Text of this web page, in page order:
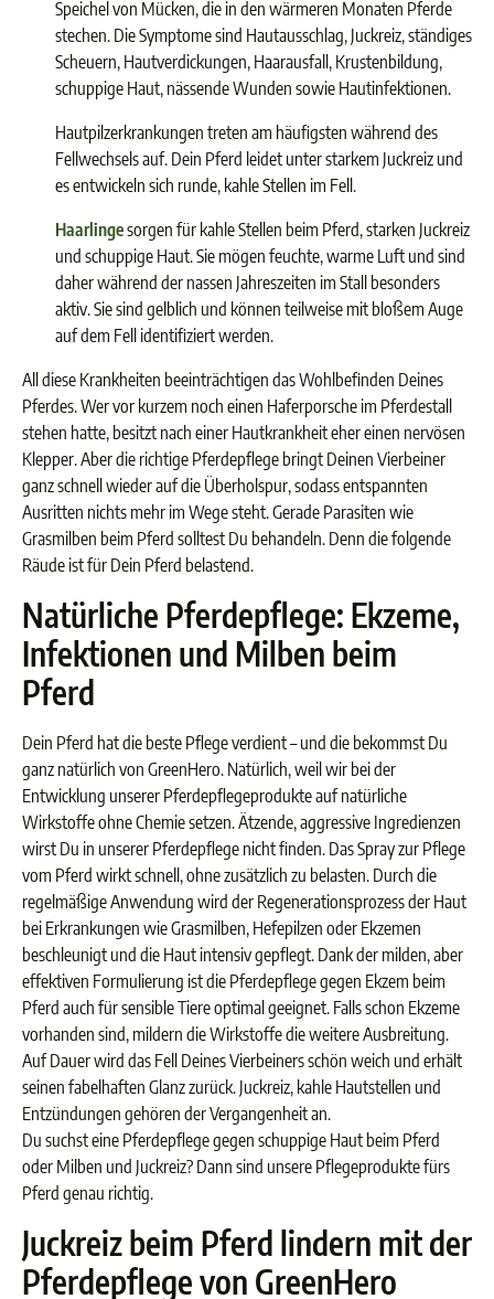
Speichel von Mücken, die in den wärmeren Monaten Pferde
stechen. Die Symptome sind Hautausschlag, Juckreiz, ständiges
Scheuern, Hautverdickungen, Haarausfall, Krustenbildung,
schuppige Haut, nässende Wunden sowie Hautinfektionen.
Hautpilzerkrankungen treten am häufigsten während des
Fellwechsels auf. Dein Pferd leidet unter starkem Juckreiz und
es entwickeln sich runde, kahle Stellen im Fell.
Haarlingesorgen für kahle Stellen beim Pferd, starken Juckreiz
und schuppige Haut. Sie mögen feuchte, warme Luft und sind
daher während der nassen Jahreszeiten im Stall besonders
aktiv. Sie sind gelblich und können teilweise mit bloßem Auge
auf dem Fell identifiziert werden.
All diese Krankheiten beeinträchtigen das Wohlbefinden Deines
Pferdes. Wer vor kurzem noch einen Haferporsche im Pferdestall
stehen hatte, besitzt nach einer Hautkrankheit eher einen nervösen
Klepper. Aber die richtige Pferdepflege bringt Deinen Vierbeiner
ganz schnell wieder auf die Überholspur, sodass entspannten
Ausritten nichts mehr im Wege steht. Gerade Parasiten wie
Grasmilben beim Pferd solltest Du behandeln. Denn die folgende
Räude ist für Dein Pferd belastend.
Natürliche Pferdepflege: Ekzeme,
Infektionen und Milben beim
Pferd
Dein Pferd hat die beste Pflege verdient – und die bekommst Du
ganz natürlich von GreenHero. Natürlich, weil wir bei der
Entwicklung unserer Pferdepflegeprodukte auf natürliche
Wirkstoffe ohne Chemie setzen. Ätzende, aggressive Ingredienzen
wirst Du in unserer Pferdepflege nicht finden. Das Spray zur Pflege
vom Pferd wirkt schnell, ohne zusätzlich zu belasten. Durch die
regelmäßige Anwendung wird der Regenerationsprozess der Haut
bei Erkrankungen wie Grasmilben, Hefepilzen oder Ekzemen
beschleunigt und die Haut intensiv gepflegt. Dank der milden, aber
effektiven Formulierung ist die Pferdepflege gegen Ekzem beim
Pferd auch für sensible Tiere optimal geeignet. Falls schon Ekzeme
vorhanden sind, mildern die Wirkstoffe die weitere Ausbreitung.
Auf Dauer wird das Fell Deines Vierbeiners schön weich und erhält
seinen fabelhaften Glanz zurück. Juckreiz, kahle Hautstellen und
Entzündungen gehören der Vergangenheit an.
Du suchst eine Pferdepflege gegen schuppige Haut beim Pferd
oder Milben und Juckreiz? Dann sind unsere Pflegeprodukte fürs
Pferd genau richtig.
Juckreiz beim Pferd lindern mit der
Pferdepflege von GreenHero